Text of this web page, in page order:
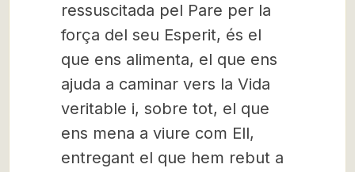
ressuscitada pel Pare per la
força del seu Esperit, és el
que ens alimenta, el que ens
ajuda a caminar vers la Vida
veritable i, sobre tot, el que
ens mena a viure com Ell,
entregant el que hem rebut a